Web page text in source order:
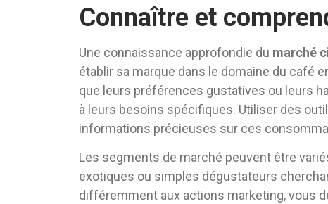
Connaître et
Une connaissance approfondie du marché
établir sa marque dans le domaine du café
que leurs préférences gustatives ou leurs
à leurs besoins spécifiques. Utiliser des
informations précieuses sur ces
Les segments de marché peuvent être
exotiques ou simples dégustateurs
différemment aux actions marketing, vous